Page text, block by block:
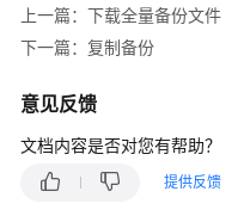
指
南
最
佳
实
践
上一篇：下载全量备份文件
下一篇：复制备份
意见反馈
文档内容是否对您有帮助？
提供反馈